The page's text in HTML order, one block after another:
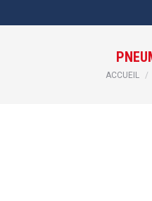
Vous
ACCUEIL